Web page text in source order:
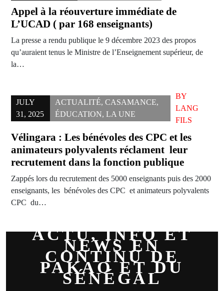
Appel à la réouverture immédiate de
L’UCAD ( par 168 enseignants)
La presse a rendu publique le 9 décembre 2023 des propos
qu’auraient tenus le Ministre de l’Enseignement supérieur, de
la…
JULY
31, 2025
ACTUALITÉ, CASAMANCE,
ÉDUCATION, LA UNE
BY
LANG
FILS
Vélingara : Les bénévoles des CPC et les
animateurs polyvalents réclament leur
recrutement dans la fonction publique
Zappés lors du recrutement des 5000 enseignants puis des 2000
enseignants, les bénévoles des CPC et animateurs polyvalents
CPC du…
ACTU, INFO ET
NEWS EN
CONTINU DE
PAKAO ET DU
SÉNÉGAL